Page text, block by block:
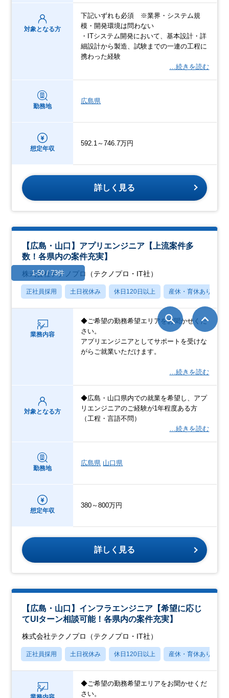
対象となる方
下記いずれも必須 ※業界・システム規
模・開発環境は問わない
・ITシステム開発において、基本設計・詳
細設計から製造、試験までの一連の工程に
携わった経験
…続きを読む
勤務地
広島県
想定年収
592.1～746.7万円
詳しく見る
【広島・山口】アプリエンジニア【上流案件多
数！各県内の案件充実】
株式会社テクノプロ（テクノプロ・IT社）
正社員採用 土日祝休み 休日120日以上 産休・育休あり
業務内容
◆ご希望の勤務希望エリアをお聞かせくだ
さい。
アプリエンジニアとしてサポートを受けな
がらご就業いただけます。
…続きを読む
対象となる方
◆広島・山口県内での就業を希望し、アプ
リエンジニアのご経験が1年程度ある方
（工程・言語不問）
…続きを読む
勤務地
広島県 山口県
想定年収
380～800万円
詳しく見る
【広島・山口】インフラエンジニア【希望に応じ
てUIターン相談可能！各県内の案件充実】
株式会社テクノプロ（テクノプロ・IT社）
正社員採用 土日祝休み 休日120日以上 産休・育休あり
◆ご希望の勤務希望エリアをお聞かせくだ
さい。
1-50 / 73件